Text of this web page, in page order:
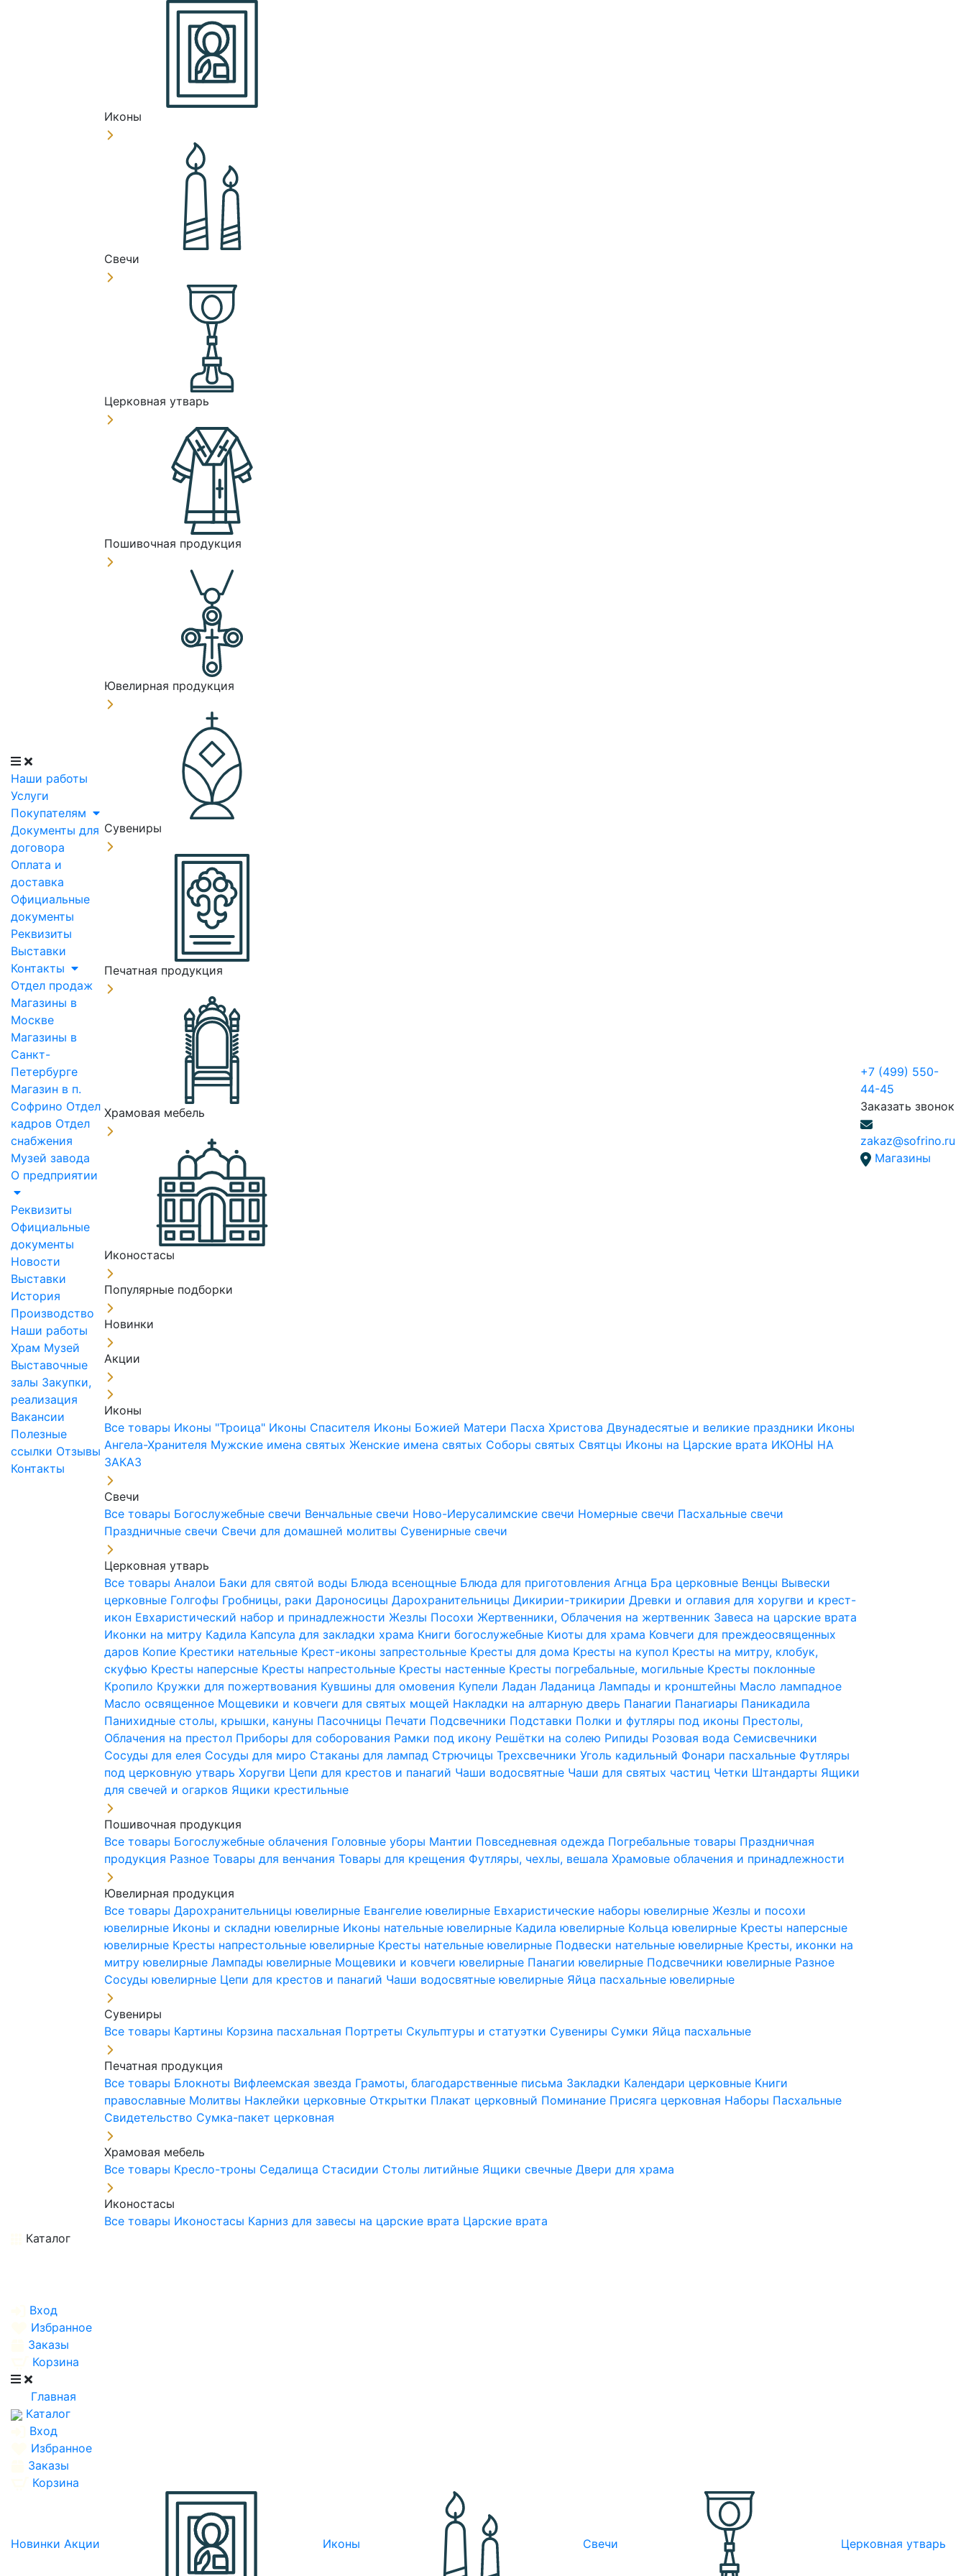
Наши работы
Услуги
Покупателям
Документы для
договора
Оплата и
доставка
Официальные
документы
Реквизиты
Выставки
Контакты
Отдел продаж
Магазины в
Москве
Магазины в
Санкт-
Петербурге
Магазин в п.
Софрино Отдел
кадров Отдел
снабжения
Музей завода
О предприятии
Реквизиты
Официальные
документы
Новости
Выставки
История
Производство
Наши работы
Храм Музей
Выставочные
залы Закупки,
реализация
Вакансии
Полезные
ссылки Отзывы
Контакты
Иконы
Свечи
Церковная утварь
Пошивочная продукция
Ювелирная продукция
Сувениры
Печатная продукция
Храмовая мебель
Иконостасы
Популярные подборки
Новинки
Акции
Иконы
Все товары Иконы "Троица" Иконы Спасителя Иконы Божией Матери Пасха ХристоваДвунадесятые и великие праздники Иконы
Ангела-Хранителя Мужские имена святыхЖенские имена святых Соборы святых Святцы Иконы на Царские врата ИКОНЫ НА
ЗАКАЗ
Свечи
Все товары Богослужебные свечи Венчальные свечи Ново-Иерусалимские свечи Номерные свечи Пасхальные свечи
Праздничные свечи Свечи для домашней молитвы Сувенирные свечи
Церковная утварь
Все товарыАналои Баки для святой воды Блюда всенощные Блюда для приготовления Агнца Бра церковные Венцы Вывески
церковные Голгофы Гробницы, ракиДароносицыДарохранительницыДикирии-трикирииДревки и оглавия для хоругви и крест-
икон Евхаристический набор и принадлежностиЖезлы ПосохиЖертвенники, Облачения на жертвенник Завеса на царские врата
Иконки на митру Кадила Капсула для закладки храма Книги богослужебные Киоты для храма Ковчеги для преждеосвященных
даров Копие Крестики нательные Крест-иконы запрестольные Кресты для дома Кресты на купол Кресты на митру, клобук,
скуфью Кресты наперсные Кресты напрестольные Кресты настенные Кресты погребальные, могильные Кресты поклонные
Кропило Кружки для пожертвования Кувшины для омовения КупелиЛаданЛаданицаЛампады и кронштейны Масло лампадное
Масло освященное Мощевики и ковчеги для святых мощей Накладки на алтарную дверь Панагии Панагиары Паникадила
Панихидные столы, крышки, кануны Пасочницы Печати Подсвечники Подставки Полки и футляры под иконы Престолы,
Облачения на престол Приборы для соборования Рамки под икону Решётки на солею Рипиды Розовая вода Семисвечники
Сосуды для елея Сосуды для миро Стаканы для лампад СтрючицыТрехсвечникиУголь кадильный Фонари пасхальные Футляры
под церковную утварьХоругви Цепи для крестов и панагий Чаши водосвятные Чаши для святых частиц Четки Штандарты Ящики
для свечей и огарков Ящики крестильные
Пошивочная продукция
Все товары Богослужебные облачения Головные уборы Мантии Повседневная одежда Погребальные товары Праздничная
продукция РазноеТовары для венчанияТовары для крещения Футляры, чехлы, вешалаХрамовые облачения и принадлежности
Ювелирная продукция
Все товарыДарохранительницы ювелирные Евангелие ювелирные Евхаристические наборы ювелирныеЖезлы и посохи
ювелирные Иконы и складни ювелирные Иконы нательные ювелирные Кадила ювелирные Кольца ювелирные Кресты наперсные
ювелирные Кресты напрестольные ювелирные Кресты нательные ювелирные Подвески нательные ювелирные Кресты, иконки на
митру ювелирныеЛампады ювелирные Мощевики и ковчеги ювелирные Панагии ювелирные Подсвечники ювелирные Разное
Сосуды ювелирные Цепи для крестов и панагий Чаши водосвятные ювелирные Яйца пасхальные ювелирные
Сувениры
Все товары Картины Корзина пасхальная Портреты Скульптуры и статуэтки Сувениры Сумки Яйца пасхальные
Печатная продукция
Все товары Блокноты Вифлеемская звезда Грамоты, благодарственные письма Закладки Календари церковные Книги
православные Молитвы Наклейки церковные Открытки Плакат церковный Поминание Присяга церковная Наборы Пасхальные
Свидетельство Сумка-пакет церковная
Храмовая мебель
Все товары Кресло-троны Седалища Стасидии Столы литийные Ящики свечныеДвери для храма
Иконостасы
Все товары Иконостасы Карниз для завесы на царские врата Царские врата
+7 (499) 550-
44-45
Заказать звонок
zakaz@sofrino.ru
Магазины
Каталог
Вход
Избранное
Заказы
Корзина
Главная
Каталог
Вход
Избранное
Заказы
Корзина
Новинки Акции Иконы Свечи Церковная утварь